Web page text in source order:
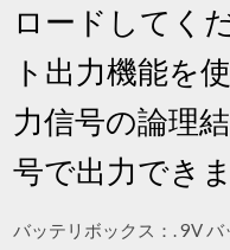
ロードしてく
ト出力機能を
力信号の論理
号で出力できま
バッテリボックス：. 9V